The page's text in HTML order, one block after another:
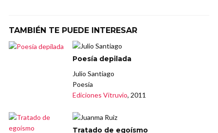
TAMBIÉN TE PUEDE INTERESAR
Poesía depilada
Julio Santiago
Poesía
Ediciones Vitruvio, 2011
Tratado de egoísmo